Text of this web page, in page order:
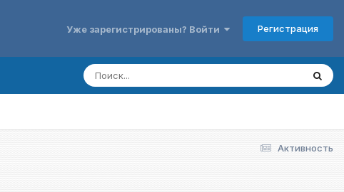
Уже зарегистрированы? Войти Регистрация
Активность